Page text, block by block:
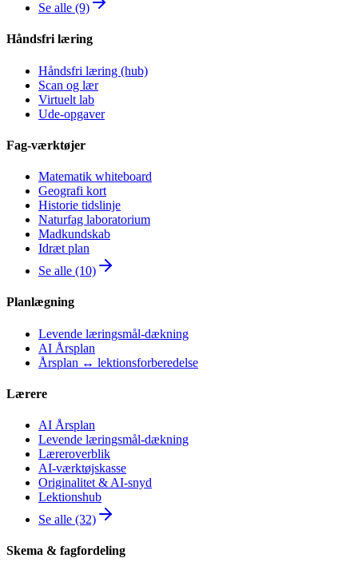
Se alle (9)
Håndsfri læring
Håndsfri læring (hub)
Scan og lær
Virtuelt lab
Ude-opgaver
Fag-værktøjer
Matematik whiteboard
Geografi kort
Historie tidslinje
Naturfag laboratorium
Madkundskab
Idræt plan
Se alle (10)
Planlægning
Levende læringsmål-dækning
AI Årsplan
Årsplan ↔ lektionsforberedelse
Lærere
AI Årsplan
Levende læringsmål-dækning
Læreroverblik
AI-værktøjskasse
Originalitet & AI-snyd
Lektionshub
Se alle (32)
Skema & fagfordeling